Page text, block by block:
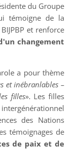
du Groupe
témoigne de la
et renforce
changement
a pour thème
et inébranlables –
filles». Les filles
des Nations
témoignages de
de paix et de